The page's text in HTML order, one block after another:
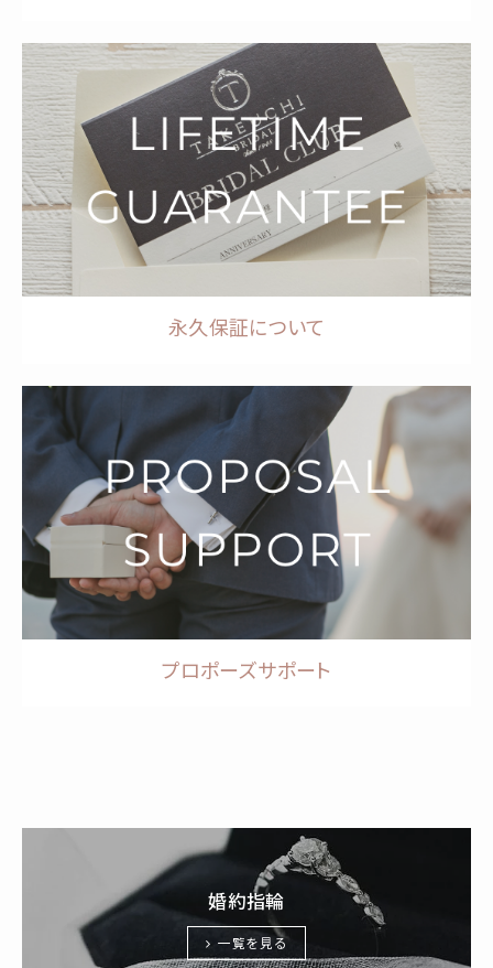
永久保証について
プロポーズサポート
婚約指輪
一覧を見る